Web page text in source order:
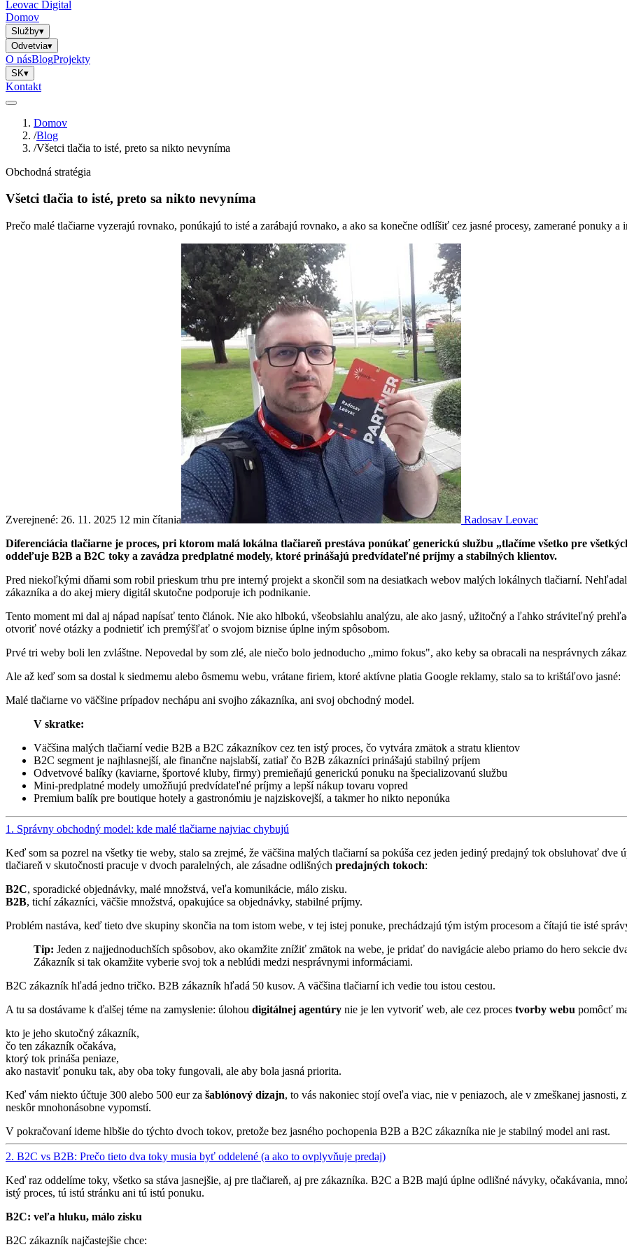
Leovac Digital
Domov
Služby▾
Odvetvia▾
O násBlogProjekty
SK▾
Kontakt
Domov
/Blog
/Všetci tlačia to isté, preto sa nikto nevyníma
Obchodná stratégia
Všetci tlačia to isté, preto sa nikto nevyníma
Prečo malé tlačiarne vyzerajú rovnako, ponúkajú to isté a zarábajú rovnako, a ako sa konečne odlíšiť cez jasné procesy, zamerané ponuky
Zverejnené: 26. 11. 2025 12 min čítania
Radosav Leovac
Diferenciácia tlačiarne je proces, pri ktorom malá lokálna tlačiareň prestáva ponúkať generickú službu „tlačíme všetko pre
oddeľuje B2B a B2C toky a zavádza predplatné modely, ktoré prinášajú predvídateľné príjmy a stabilných klientov.
Pred niekoľkými dňami som robil prieskum trhu pre interný projekt a skončil som na desiatkach webov malých lokálnych tlačiarní.
zákazníka a do akej miery digitál skutočne podporuje ich podnikanie.
Tento moment mi dal aj nápad napísať tento článok. Nie ako hlbokú, všeobsiahlu analýzu, ale ako jasný, užitočný a ľahko stráviteľný
otvoriť nové otázky a podnietiť ich premýšľať o svojom biznise úplne iným spôsobom.
Prvé tri weby boli len zvláštne. Nepovedal by som zlé, ale niečo bolo jednoducho „mimo fokus", ako keby sa obracali na nesprávnych
Ale až keď som sa dostal k siedmemu alebo ôsmemu webu, vrátane firiem, ktoré aktívne platia Google reklamy, stalo sa to krištáľovo jasné:
Malé tlačiarne vo väčšine prípadov nechápu ani svojho zákazníka, ani svoj obchodný model.
V skratke:
Väčšina malých tlačiarní vedie B2B a B2C zákazníkov cez ten istý proces, čo vytvára zmätok a stratu klientov
B2C segment je najhlasnejší, ale finančne najslabší, zatiaľ čo B2B zákazníci prinášajú stabilný príjem
Odvetvové balíky (kaviarne, športové kluby, firmy) premieňajú generickú ponuku na špecializovanú službu
Mini-predplatné modely umožňujú predvídateľné príjmy a lepší nákup tovaru vopred
Premium balík pre boutique hotely a gastronómiu je najziskovejší, a takmer ho nikto neponúka
1. Správny obchodný model: kde malé tlačiarne najviac chybujú
Keď som sa pozrel na všetky tie weby, stalo sa zrejmé, že väčšina malých tlačiarní sa pokúša cez jeden jediný predajný tok obsluhovať
tlačiareň v skutočnosti pracuje v dvoch paralelných, ale zásadne odlišných predajných tokoch:
B2C, sporadické objednávky, malé množstvá, veľa komunikácie, málo zisku.
B2B, tichí zákazníci, väčšie množstvá, opakujúce sa objednávky, stabilné príjmy.
Problém nastáva, keď tieto dve skupiny skončia na tom istom webe, v tej istej ponuke, prechádzajú tým istým procesom a čítajú tie isté
Tip: Jeden z najjednoduchších spôsobov, ako okamžite znížiť zmätok na webe, je pridať do navigácie alebo priamo do hero sekcie
Zákazník si tak okamžite vyberie svoj tok a neblúdi medzi nesprávnymi informáciami.
B2C zákazník hľadá jedno tričko. B2B zákazník hľadá 50 kusov. A väčšina tlačiarní ich vedie tou istou cestou.
A tu sa dostávame k ďalšej téme na zamyslenie: úlohou digitálnej agentúry nie je len vytvoriť web, ale cez proces tvorby webu pomôcť
kto je jeho skutočný zákazník,
čo ten zákazník očakáva,
ktorý tok prináša peniaze,
ako nastaviť ponuku tak, aby oba toky fungovali, ale aby bola jasná priorita.
Keď vám niekto účtuje 300 alebo 500 eur za šablónový dizajn, to vás nakoniec stojí oveľa viac, nie v peniazoch, ale v zmeškanej jasnosti,
neskôr mnohonásobne vypomstí.
V pokračovaní ideme hlbšie do týchto dvoch tokov, pretože bez jasného pochopenia B2B a B2C zákazníka nie je stabilný model ani rast.
2. B2C vs B2B: Prečo tieto dva toky musia byť oddelené (a ako to ovplyvňuje predaj)
Keď raz oddelíme toky, všetko sa stáva jasnejšie, aj pre tlačiareň, aj pre zákazníka. B2C a B2B majú úplne odlišné návyky, očakávania,
istý proces, tú istú stránku ani tú istú ponuku.
B2C: veľa hluku, málo zisku
B2C zákazník najčastejšie chce: